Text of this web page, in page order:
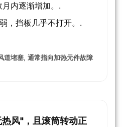
内逐渐增加。.
，挡板几乎不打开。.
道堵塞, 通常指向加热元件故障
风"，且滚筒转动正